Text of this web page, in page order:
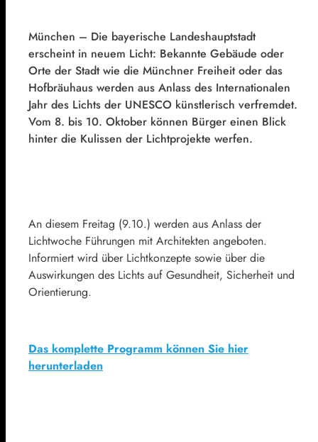
München – Die bayerische Landeshauptstadt
erscheint in neuem Licht: Bekannte Gebäude oder
Orte der Stadt wie die Münchner Freiheit oder das
Hofbräuhaus werden aus Anlass des Internationalen
Jahr des Lichts der UNESCO künstlerisch verfremdet.
Vom 8. bis 10. Oktober können Bürger einen Blick
hinter die Kulissen der Lichtprojekte werfen.
An diesem Freitag (9.10.) werden aus Anlass der
Lichtwoche Führungen mit Architekten angeboten.
Informiert wird über Lichtkonzepte sowie über die
Auswirkungen des Lichts auf Gesundheit, Sicherheit und
Orientierung.
Das komplette Programm können Sie hier
herunterladen